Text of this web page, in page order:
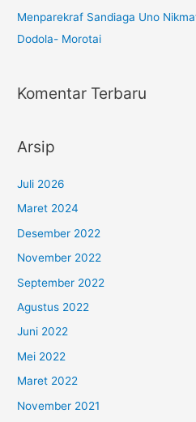
Menparekraf Sandiaga Uno
Dodola- Morotai
Komentar Terbaru
Arsip
Juli 2026
Maret 2024
Desember 2022
November 2022
September 2022
Agustus 2022
Juni 2022
Mei 2022
Maret 2022
November 2021